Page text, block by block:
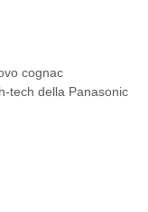
cognac
tech della Panasonic